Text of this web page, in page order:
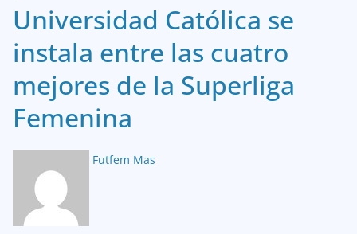
Universidad Católica se
instala entre las cuatro
mejores de la Superliga
Femenina
Futfem Mas